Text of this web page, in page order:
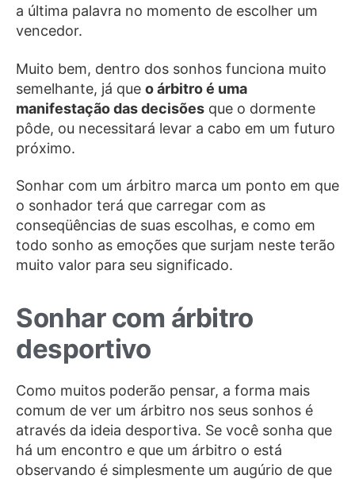
a última palavra no momento de escolher um
vencedor.
Muito bem, dentro dos sonhos funciona muito
semelhante, já que o árbitro é uma
manifestação das decisões que o dormente
pôde, ou necessitará levar a cabo em um futuro
próximo.
Sonhar com um árbitro marca um ponto em que
o sonhador terá que carregar com as
conseqüências de suas escolhas, e como em
todo sonho as emoções que surjam neste terão
muito valor para seu significado.
Sonhar com árbitro
desportivo
Como muitos poderão pensar, a forma mais
comum de ver um árbitro nos seus sonhos é
através da ideia desportiva. Se você sonha que
há um encontro e que um árbitro o está
observando é simplesmente um augúrio de que